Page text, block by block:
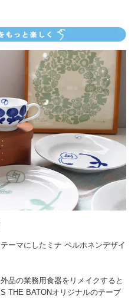
ーマにしたミナ ペルホネンデザイ
品の業務用食器をリメイクすると
THE BATONオリジナルのテーブ